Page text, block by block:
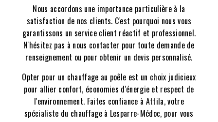
Nous accordons une importance particulière à la
satisfaction de nos clients. C'est pourquoi nous vous
garantissons un service client réactif et professionnel.
N'hésitez pas à nous contacter pour toute demande de
renseignement ou pour obtenir un devis personnalisé.
Opter pour un chauffage au poêle est un choix judicieux
pour allier confort, économies d'énergie et respect de
l'environnement. Faites confiance à Attila, votre
spécialiste du chauffage à Lesparre-Médoc, pour vous